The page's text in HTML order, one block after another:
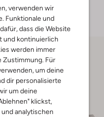
verwenden wir
Funktionale und
dass die Website
und kontinuierlich
werden immer
Zustimmung. Für
um deine
dir personalisierte
um deine
klickst,
analytischen
+ mehr farben